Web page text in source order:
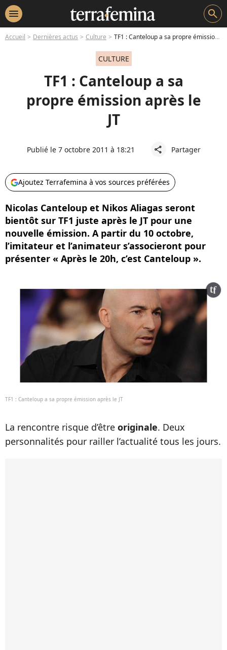
menu search
Accueil Dernières actus Culture TF1 : Canteloup a sa propre émission après le JT
CULTURE
TF1 : Canteloup a sa
propre émission après le
JT
Publié le 7 octobre 2011 à 18:21 share Partager
Ajoutez Terrafemina à vos sources préférées
Nicolas Canteloup et Nikos Aliagas seront
bientôt sur TF1 juste après le JT pour une
nouvelle émission. A partir du 10 octobre,
l’imitateur et l’animateur s’associeront pour
présenter « Après le 20h, c’est Canteloup ».
TF1 : Canteloup a sa propre émission après le JT
La rencontre risque d’être originale. Deux
personnalités pour railler l’actualité tous les jours.